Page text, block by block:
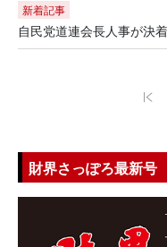
新着記事
自民党道連会長人事が決
財界さっぽろ最新号